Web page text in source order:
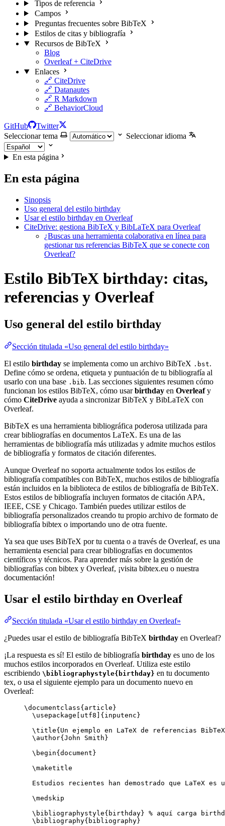
Tipos de referencia
Campos
Preguntas frecuentes sobre BibTeX
Estilos de citas y bibliografía
Recursos de BibTeX
Blog
Overleaf + CiteDrive
Enlaces
🔗 CiteDrive
🔗 Datanautes
🔗 R Markdown
🔗 BehaviorCloud
GitHub
Twitter
Seleccionar tema
Seleccionar idioma
En esta página
En esta página
Sinopsis
Uso general del estilo birthday
Usar el estilo birthday en Overleaf
CiteDrive: gestiona BibTeX y BibLaTeX para Overleaf
¿Buscas una herramienta colaborativa en línea para
gestionar tus referencias BibTeX que se conecte con
Overleaf?
Estilo BibTeX birthday: citas,
referencias y Overleaf
Uso general del estilo birthday
Sección titulada «Uso general del estilo birthday»
El estilo birthday se implementa como un archivo BibTeX .bst.
Define cómo se ordena, etiqueta y puntuación de tu bibliografía al
usarlo con una base .bib. Las secciones siguientes resumen cómo
funcionan los estilos BibTeX, cómo usarbirthday en Overleafy
cómo CiteDrive ayuda a sincronizar BibTeX y BibLaTeX con
Overleaf.
BibTeX es una herramienta bibliográfica poderosa utilizada para
crear bibliografías en documentos LaTeX. Es una de las
herramientas de bibliografía más utilizadas y admite muchos estilos
de bibliografía y formatos de citación diferentes.
Aunque Overleaf no soporta actualmente todos los estilos de
bibliografía compatibles con BibTeX, muchos estilos de bibliografía
están incluidos en la biblioteca de estilos de bibliografía de BibTeX.
Estos estilos de bibliografía incluyen formatos de citación APA,
IEEE, CSE y Chicago. También puedes utilizar estilos de
bibliografía personalizados creando tu propio archivo de formato de
bibliografía bibtex o importando uno de otra fuente.
Ya sea que uses BibTeX por tu cuenta o a través de Overleaf, es una
herramienta esencial para crear bibliografías en documentos
científicos y técnicos. Para aprender más sobre la gestión de
bibliografías con bibtex y Overleaf, ¡visita bibtex.eu o nuestra
documentación!
Usar el estilo birthday en Overleaf
Sección titulada «Usar el estilo birthday en Overleaf»
¿Puedes usar el estilo de bibliografía BibTeX birthday en Overleaf?
¡La respuesta es sí! El estilo de bibliografía birthday es uno de los
muchos estilos incorporados en Overleaf. Utiliza este estilo
escribiendo \bibliographystyle{birthday} en tu documento
tex, o usa el siguiente ejemplo para un documento nuevo en
Overleaf:
\documentclass{ article }
\usepackage
utf8 ]{ inputenc }
\title{Un ejemplo en LaTeX de referencias
\author{John Smith}
\begin{ document }
\maketitle
Estudios recientes han demostrado que LaTeX
\medskip
\bibliographystyle{birthday} % aquí carga
\bibliography{bibliography}